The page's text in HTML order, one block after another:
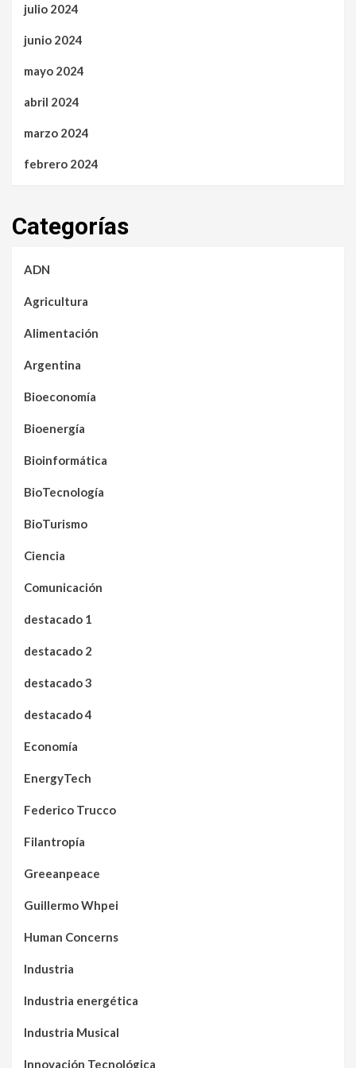
julio 2024
junio 2024
mayo 2024
abril 2024
marzo 2024
febrero 2024
Categorías
ADN
Agricultura
Alimentación
Argentina
Bioeconomía
Bioenergía
Bioinformática
BioTecnología
BioTurismo
Ciencia
Comunicación
destacado 1
destacado 2
destacado 3
destacado 4
Economía
EnergyTech
Federico Trucco
Filantropía
Greeanpeace
Guillermo Whpei
Human Concerns
Industria
Industria energética
Industria Musical
Innovación Tecnológica